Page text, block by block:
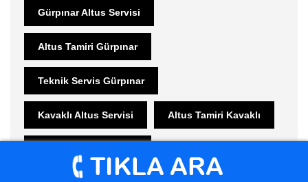
Gürpınar Altus Servisi
Altus Tamiri Gürpınar
Teknik Servis Gürpınar
Kavaklı Altus Servisi Altus Tamiri Kavaklı